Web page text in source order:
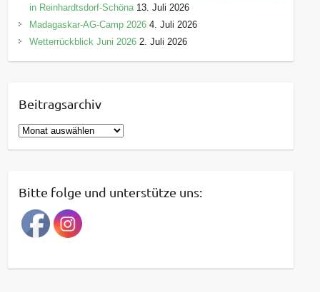
in Reinhardtsdorf-Schöna 13. Juli 2026
Madagaskar-AG-Camp 2026 4. Juli 2026
Wetterrückblick Juni 2026 2. Juli 2026
Beitragsarchiv
B
e
r
a
g
a
Bitte folge und unterstütze uns: